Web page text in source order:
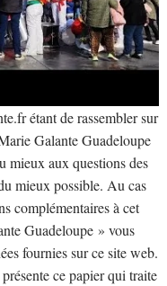
étant de rassembler sur
Galante Guadeloupe
mieux aux questions des
mieux possible. Au cas
complémentaires à cet
Guadeloupe » vous
fournies sur ce site web.
ce papier qui traite